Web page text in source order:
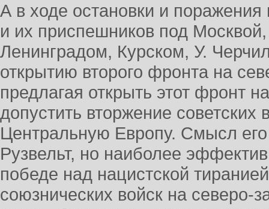
А в ходе остановки и
и их приспешников под
Ленинградом, Курском, У.
открытию второго фронта на
предлагая открыть этот фронт
допустить вторжение советских
Центральную Европу. Смысл
Рузвельт, но наиболее
победе над нацистской
союзнических войск на